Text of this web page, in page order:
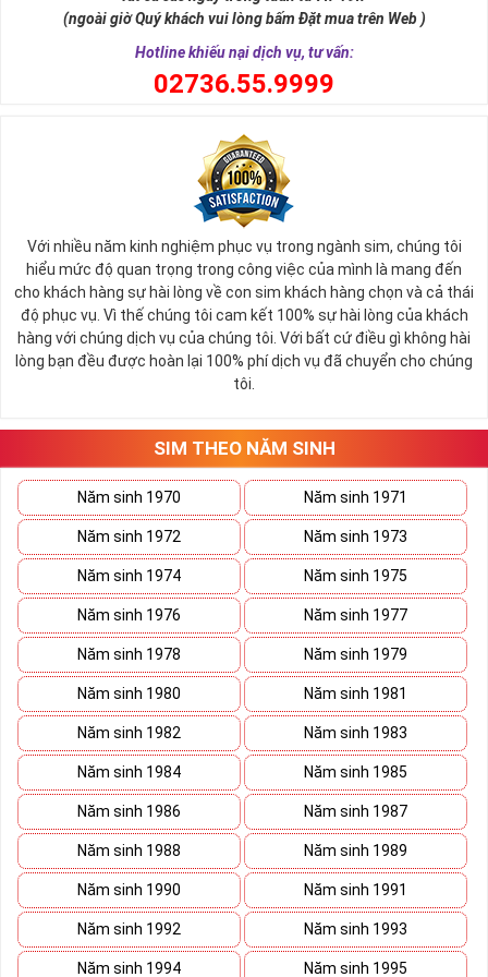
một số mặt hàngsim số đẹpgiá cực rẻ. Nếu bạn là người
đang có nhu cầu mua sim số đẹp và muốn một mức giá tối
ưu hãy điểm qua danh sách sim giảm giá trước.
Mỗi đại lý bán sim đều thường có mục sim giảm giá, sim số
những sim số đang mỏi mòn đợi chủ và vì một lý do nào đó,
duyên chưa tới nên vẫn chưa tìm thấy chủ nhân đích thực.
Bạn có thể tùy vào tình hình tài chính mà có thể sắp xếp xem
giá trị của sim từ cao đến thấp để dễ bề chọn lựa.
Thông thường sim giảm giá, sim số đẹp giá rẻ có mức
SALE OFFcó thể vào khoảng 30 - 50% giá trị so với thông
thường.
Các đại lý sim số khi đã gom vào quá nhiều sim mà tình
hình bán không quá khả quan sẽ thanh lọc bớt kho sim số
của mình, việc mua được sim tốt giá mềm là điều hoàn toàn
Hiện nay bất cứ đại lý nào cũng đều có danh sách sim giảm
giá, sim giá rẻ như vậy nên bạn hãy xem qua một lượt danh
sách này trước khi đi vào những dãy số yêu thích hơn.
(ngoài giờ Quý khách vui lòng bấm Đặt mua trên Web )
Hotline khiếu nại dịch vụ, tư vấn:
02736.55.9999
Với nhiều năm kinh nghiệm phục vụ trong ngành sim, chúng tôi
hiểu mức độ quan trọng trong công việc của mình là mang đến
cho khách hàng sự hài lòng về con sim khách hàng chọn và cả thái
độ phục vụ. Vì thế chúng tôi cam kết 100% sự hài lòng của khách
hàng với chúng dịch vụ của chúng tôi. Với bất cứ điều gì không hài
lòng bạn đều được hoàn lại 100% phí dịch vụ đã chuyển cho chúng
tôi.
SIM THEO NĂM SINH
Năm sinh 1970 Năm sinh 1971
Năm sinh 1972 Năm sinh 1973
Năm sinh 1974 Năm sinh 1975
Năm sinh 1976 Năm sinh 1977
Năm sinh 1978 Năm sinh 1979
Năm sinh 1980 Năm sinh 1981
Năm sinh 1982 Năm sinh 1983
Năm sinh 1984 Năm sinh 1985
Năm sinh 1986 Năm sinh 1987
Năm sinh 1988 Năm sinh 1989
Năm sinh 1990 Năm sinh 1991
Năm sinh 1992 Năm sinh 1993
Năm sinh 1994 Năm sinh 1995